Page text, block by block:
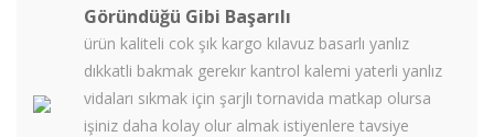
Göründüğü Gibi Başarılı
ürün kaliteli cok şık kargo kılavuz basarlı yanlız
dıkkatli bakmak gerekır kantrol kalemi yaterli yanlız
vidaları sıkmak için şarjlı tornavida matkap olursa
işiniz daha kolay olur almak istiyenlere tavsiye